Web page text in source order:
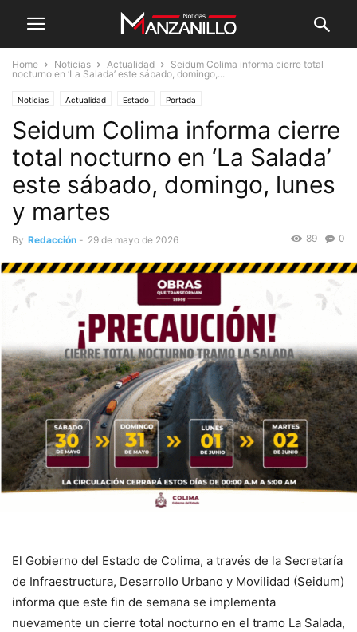
Home Noticias Actualidad
Seidum Colima informa cierre total
nocturno en ‘La Salada’ este sábado, domingo,...
Noticias Actualidad Estado Portada
Seidum Colima informa cierre
total nocturno en ‘La Salada’
este sábado, domingo, lunes
y martes
By Redacción - 29 de mayo de 2026 0
89
El Gobierno del Estado de Colima, a través de la Secretaría
de Infraestructura, Desarrollo Urbano y Movilidad (Seidum)
informa que este fin de semana se implementa
nuevamente un cierre total nocturno en el tramo La Salada,